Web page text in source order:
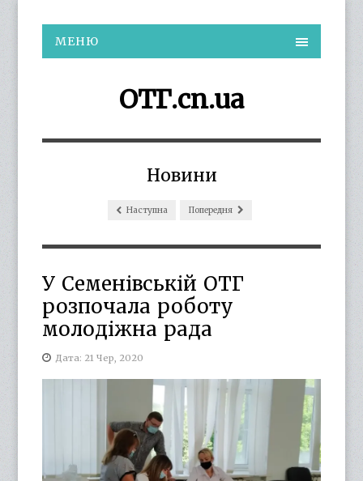
МЕНЮ
ОТГ.cn.ua
Новини
Наступна Попередня
У Семенівській ОТГ
розпочала роботу
молодіжна рада
Дата: 21 Чер, 2020